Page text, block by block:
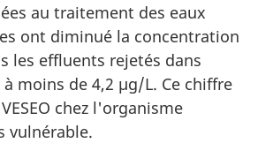
au traitement des eaux
ont diminué la concentration
les effluents rejetés dans
moins de 4,2 µg/L. Ce chiffre
chez l'organisme
vulnérable.